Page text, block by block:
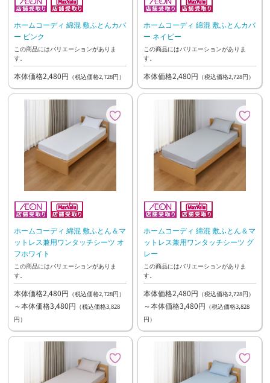
ホームコーディ 綿混 敷ふとんカバ
ー ピンク
この商品にはバリエーションがありま
す。
本体価格2,480円 （税込価格2,728円）
ホームコーディ 綿混 敷ふとんカバ
ー ネイビー
この商品にはバリエーションがありま
す。
本体価格2,480円 （税込価格2,728円）
ホームコーディ 綿混 敷ふとん＆マ
ットレス兼用ワンタッチシーツ オ
フホワイト
この商品にはバリエーションがありま
す。
本体価格2,480円 （税込価格2,728円）
～本体価格3,480円 （税込価格3,828
円）
ホームコーディ 綿混 敷ふとん＆マ
ットレス兼用ワンタッチシーツ グ
レー
この商品にはバリエーションがありま
す。
本体価格2,480円 （税込価格2,728円）
～本体価格3,480円 （税込価格3,828
円）